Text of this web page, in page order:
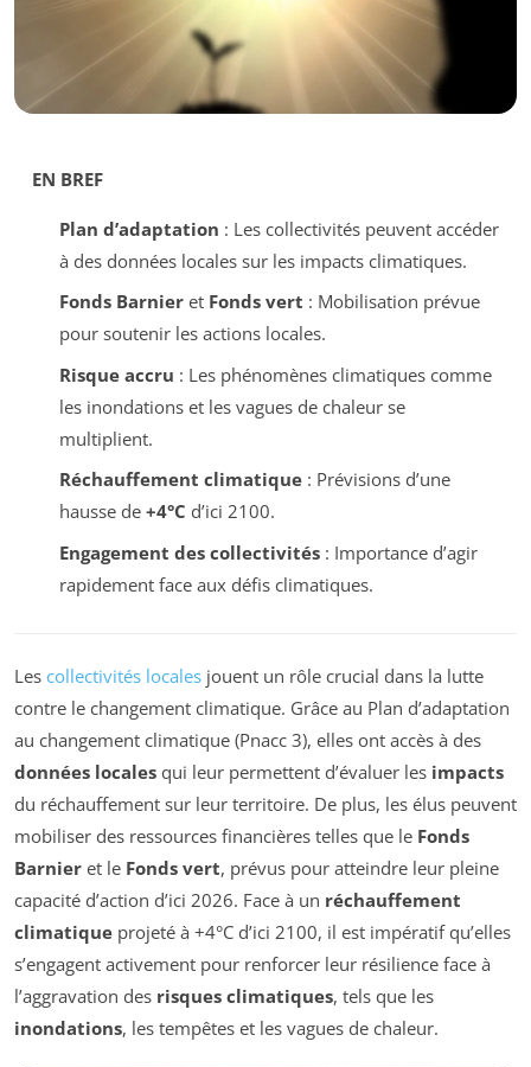
EN BREF
Plan d’adaptation : Les collectivités peuvent accéder
à des données locales sur les impacts climatiques.
Fonds Barnieret Fonds vert : Mobilisation prévue
pour soutenir les actions locales.
Risque accru : Les phénomènes climatiques comme
les inondations et les vagues de chaleur se
multiplient.
Réchauffement climatique: Prévisions d’une
hausse de +4°C d’ici 2100.
Engagement des collectivités: Importance d’agir
rapidement face aux défis climatiques.
Les collectivités locales jouent un rôle crucial dans la lutte
contre le changement climatique. Grâce au Plan d’adaptation
au changement climatique (Pnacc 3), elles ont accès à des
données locales qui leur permettent d’évaluer les impacts
du réchauffement sur leur territoire. De plus, les élus peuvent
mobiliser des ressources financières telles que le Fonds
Barnier et le Fonds vert, prévus pour atteindre leur pleine
capacité d’action d’ici 2026. Face à un réchauffement
climatique projeté à +4°C d’ici 2100, il est impératif qu’elles
s’engagent activement pour renforcer leur résilience face à
l’aggravation des risques climatiques, tels que les
inondations, les tempêtes et les vagues de chaleur.